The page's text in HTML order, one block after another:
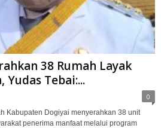
38 Rumah Layak
Tebai:...
0
Kabupaten Dogiyai menyerahkan 38 unit
penerima manfaat melalui program